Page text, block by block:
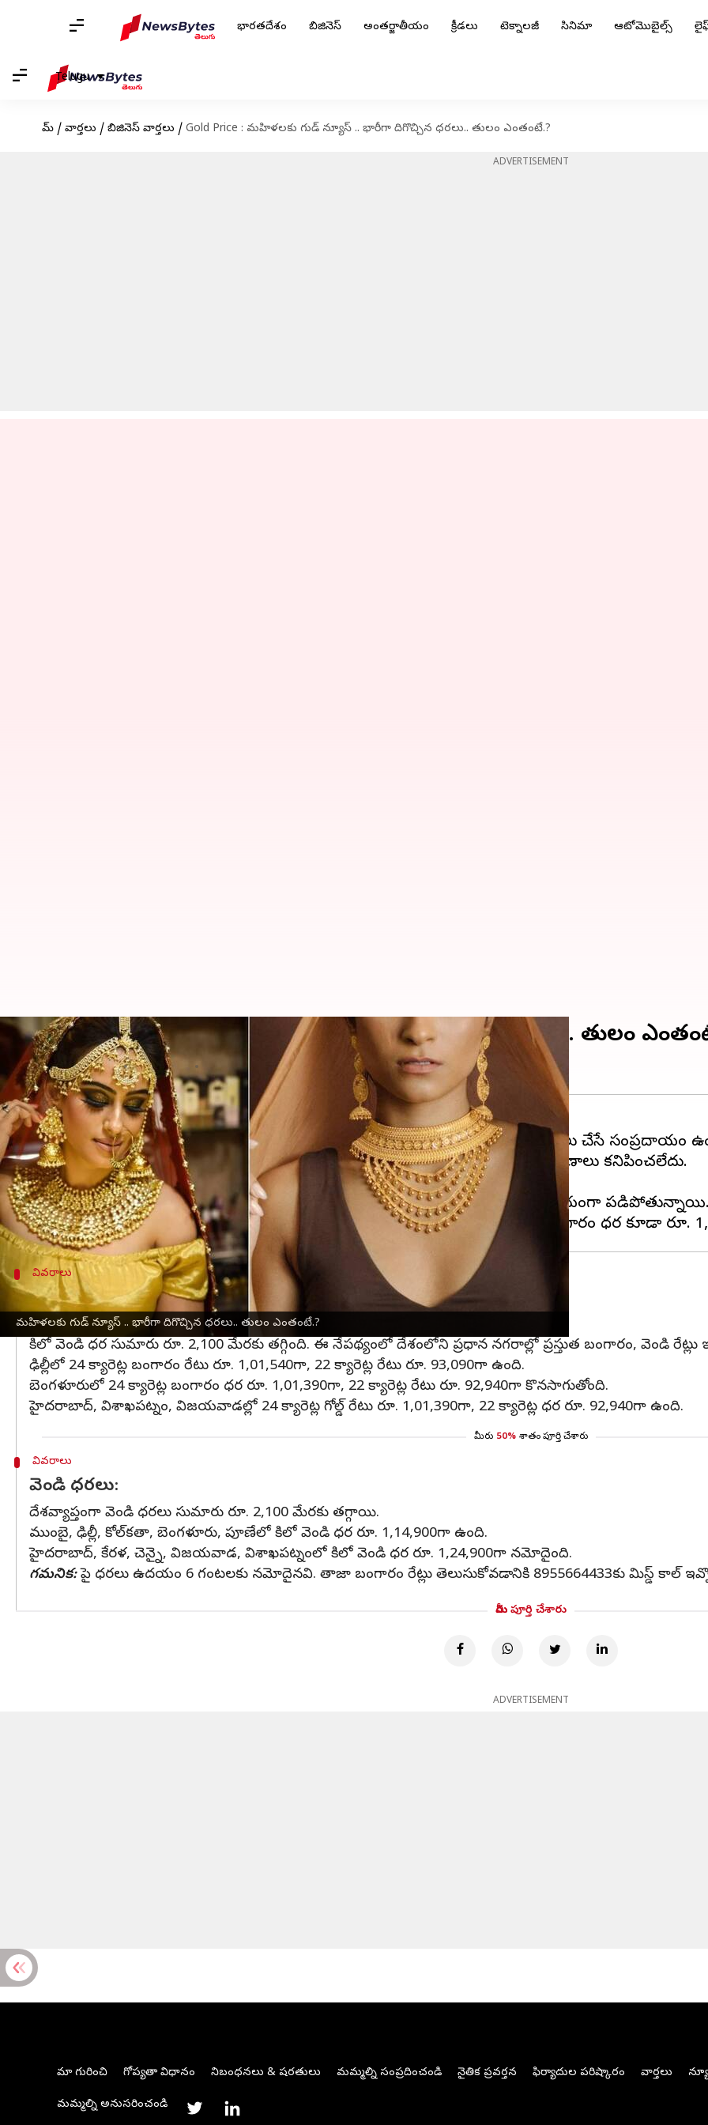
భారతదేశం బిజినెస్ అంతర్జాతీయం క్రీడలు టెక్నాలజీ సినిమా ఆటోమొబైల్స్
Telugu
హోమ్ / వార్తలు / బిజినెస్ వార్తలు / Gold Price : మహిళలకు గుడ్ న్యూస్ .. భారీగా దిగొచ్చిన ధరలు.. తులం ఎంతంటే.?
ADVERTISEMENT
మహిళలకు గుడ్ న్యూస్ .. భారీగా దిగొచ్చిన ధరలు.. తులం ఎంతంటే.?
Gold Price : మహిళలకు గుడ్ న్యూస్ .. భారీగా దిగొచ్చిన ధరలు.. తులం
వ్రాసిన వారు Sirish Praharaju Aug 13, 2025 09:41 am
ఈ వార్తాకథనం ఏంటి
ఇంట్లో పెళ్లి, శుభకార్యం లేదా పండుగల సమయంలో మహిళలు తప్పనిసరిగాబంగారంకొనుగోలు చేసే సంప్రదాయం
అయితే, ఇటీవలి కాలంలో బంగారం ధరలు ఎప్పటికప్పుడు పెరుగుతూ వస్తున్నాయి, తగ్గే లక్షణాలు కనిపించలేదు.
ఇప్పటికే 24 క్యారెట్ల బంగారం రేటు లక్ష రూపాయల మార్క్‌ దాటింది.
అయితే, ఇటీవల పరిస్థితి కొంచెం మారింది. దాదాపు ఐదు రోజులుగా బంగారం ధరలు గణనీయంగా
వివరాలు
బంగారం ధరలు:
ఇక ఇప్పటివరకు స్థిరంగా ఉన్న వెండి ధరలు కూడా గత రెండు రోజులుగా తగ్గుముఖం పట్టాయి.
కిలో వెండి ధర సుమారు రూ. 2,100 మేరకు తగ్గింది. ఈ నేపథ్యంలో దేశంలోని ప్రధాన నగరాల్లో ప్రస్తుత బంగారం, వెండి
ఢిల్లీలో 24 క్యారెట్ల బంగారం రేటు రూ. 1,01,540గా, 22 క్యారెట్ల రేటు రూ. 93,090గా ఉంది.
బెంగళూరులో 24 క్యారెట్ల బంగారం ధర రూ. 1,01,390గా, 22 క్యారెట్ల రేటు రూ. 92,940గా కొనసాగుతోంది.
హైదరాబాద్‌, విశాఖపట్నం, విజయవాడల్లో 24 క్యారెట్ల గోల్డ్ రేటు రూ. 1,01,390గా, 22 క్యారెట్ల ధర రూ. 92,940గా ఉంది.
మీరు 50% శాతం పూర్తి చేశారు
వివరాలు
వెండి ధరలు:
దేశవ్యాప్తంగా వెండి ధరలు సుమారు రూ. 2,100 మేరకు తగ్గాయి.
ముంబై, ఢిల్లీ, కోల్‌కతా, బెంగళూరు, పూణేలో కిలో వెండి ధర రూ. 1,14,900గా ఉంది.
హైదరాబాద్‌, కేరళ, చెన్నై, విజయవాడ, విశాఖపట్నంలో కిలో వెండి ధర రూ. 1,24,900గా నమోదైంది.
గమనిక:పై ధరలు ఉదయం 6 గంటలకు నమోదైనవి. తాజా బంగారం రేట్లు తెలుసుకోవడానికి 8955664433కు మిస్డ్ కాల్
మీరు పూర్తి చేశారు
ADVERTISEMENT
మా గురించి గోప్యతా విధానం నిబంధనలు & షరతులు మమ్మల్ని సంప్రదించండి నైతిక ప్రవర్తన ఫిర్యాదుల పరిష్కారం వార్తలు
మమ్మల్ని అనుసరించండి